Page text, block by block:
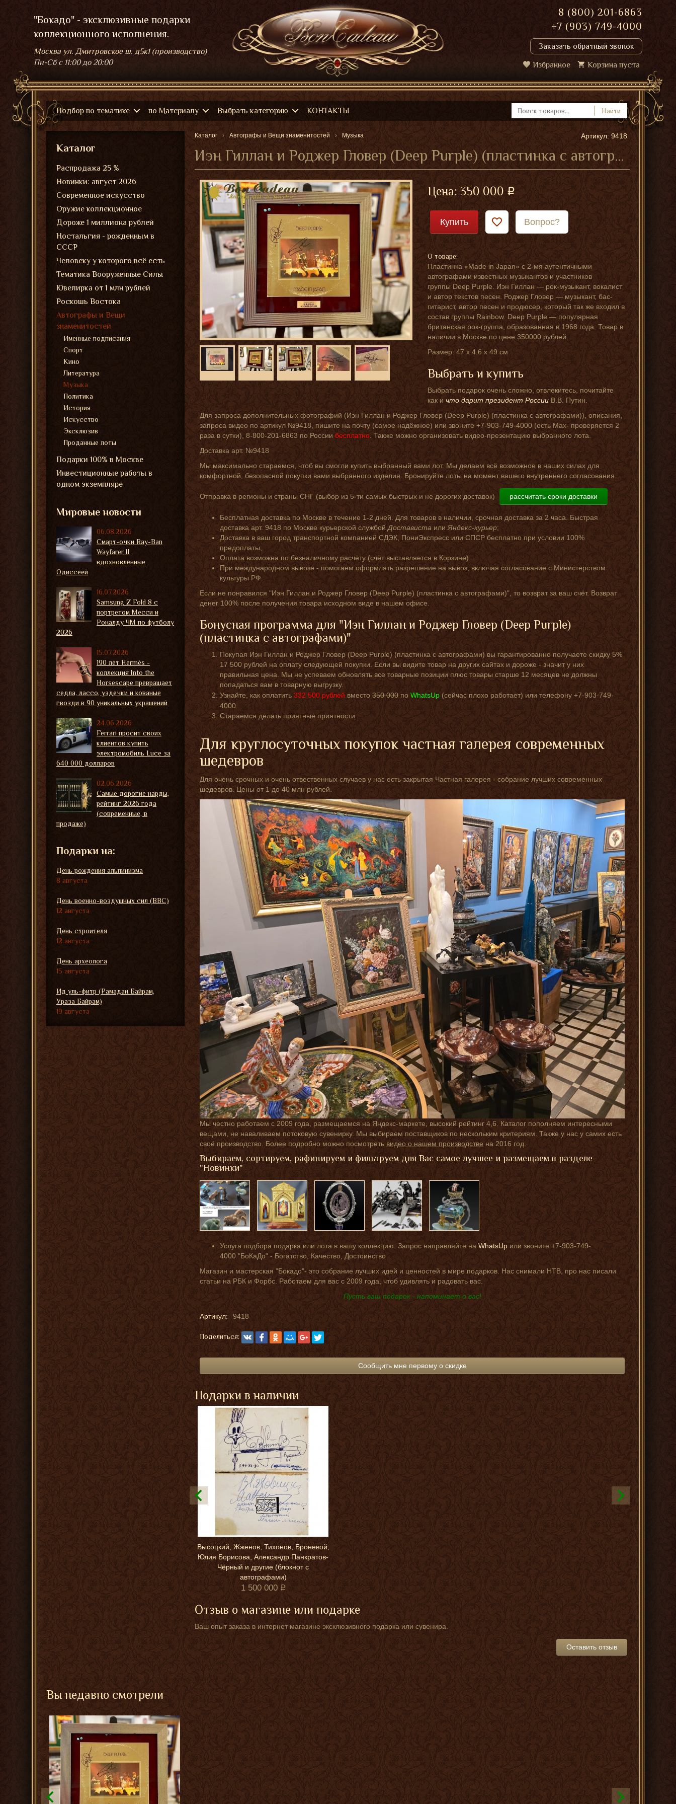
"Бокадо" - эксклюзивные подарки
коллекционного исполнения.
Москва ул. Дмитровское ш. д5к1 (производство)
Пн-Сбс 11:00 до 20:00
8 (800) 201-6863
+7 (903) 749-4000
Заказать обратный звонок
Избранное Корзина пуста
Подбор по тематике по Материалу Выбрать категорию КОНТАКТЫ Найти
Каталог Автографы и Вещи знаменитостей Музыка
Иэн Гиллан и Роджер Гловер (Deep Purple) (пластинка с автографами)
Артикул: 9418
Цена:350 000
Купить Вопрос?
О товаре:
Пластинка «Made in Japan» с 2-мя аутентичными
автографами известных музыкантов и участников
группы Deep Purple. Иэн Гиллан — рок-музыкант, вокалист
и автор текстов песен. Роджер Гловер — музыкант, бас-
гитарист, автор песен и продюсер, который так же входил в
состав группы Rainbow. Deep Purple — популярная
британская рок-группа, образованная в 1968 года. Товар в
наличии в Москве по цене 350000 рублей.
Размер: 47 x 4.6 x 49 см
Выбрать и купить
Выбрать подарок очень сложно, отвлекитесь, почитайте
как ичто дарит президент РоссииВ.В. Путин.
Для запроса дополнительных фотографий (Иэн Гиллан и Роджер Гловер (Deep Purple) (пластинка с автографами)), описания,
запроса видео по артикул №9418, пишите на почту (самое надёжное) или звоните +7-903-749-4000 (есть Мах- проверяется 2
раза в сутки), 8-800-201-6863 по Россиибесплатно. Также можно организовать видео-презентацию выбранного лота.
Доставка арт. №9418
Мы максимально стараемся, чтоб вы смогли купить выбранный вами лот. Мы делаем всё возможное в наших силах для
комфортной, безопасной покупки вами выбранного изделия. Бронируйте лоты на момент вашего внутреннего согласования.
Отправка в регионы и страны СНГ (выбор из 5-ти самых быстрых и не дорогих доставок) рассчитать сроки доставки
Бесплатная доставка по Москве в течение 1-2 дней. Для товаров в наличии, срочная доставка за 2 часа. Быстрая
доставка арт. 9418 по Москве курьерской службойДостависта илиЯндекс-курьер;
Доставка в ваш город транспортной компанией СДЭК, ПониЭкспресс или СПСР бесплатно при условии 100%
предоплаты;
Оплата возможна по безналичному расчёту (счёт выставляется в Корзине).
При международном вывозе - помогаем оформлять разрешение на вывоз, включая согласование с Министерством
культуры РФ.
Если не понравился "Иэн Гиллан и Роджер Гловер (Deep Purple) (пластинка с автографами)", то возврат за ваш счёт. Возврат
денег 100% после получения товара исходном виде в нашем офисе.
Бонусная программа для "Иэн Гиллан и Роджер Гловер (Deep Purple)
(пластинка с автографами)"
Покупая Иэн Гиллан и Роджер Гловер (Deep Purple) (пластинка с автографами) вы гарантированно получаете скидку 5%
17 500 рублей на оплату следующей покупки. Если вы видите товар на других сайтах и дороже - значит у них
правильная цена. Мы не успеваем обновлять все товарные позиции плюс товары старше 12 месяцев не должны
попадаться вам в товарную выгрузку.
Узнайте, как оплатить332 500 рублейвместо350 000поWhatsUp (сейчас плохо работает) или телефону +7-903-749-
4000.
Стараемся делать приятные приятности.
Для круглосуточных покупок частная галерея современных
шедевров
Для очень срочных и очень отвественных случаев у нас есть закрытая Частная галерея - собрание лучших современных
шедевров. Цены от 1 до 40 млн рублей.
Мы честно работаем с 2009 года, размещаемся на Яндекс-маркете, высокий рейтинг 4,6. Каталог пополняем интересными
вещами, не наваливаем потоковую сувенирку. Мы выбираем поставщиков по нескольким критериям. Также у нас у самих есть
своё производство. Более подробно можно посмотретьвидео о нашем производствена 2016 год.
Выбираем, сортируем, рафинируем и фильтруем для Вас самое лучшее и размещаем в разделе
"Новинки"
Услуга подбора подарка или лота в вашу коллекцию. Запрос направляйте наWhatsUpили звоните +7-903-749-
4000 "БоКаДо" - Богатство, Качество, Достоинство
Магазин и мастерская "Бокадо"- это собрание лучших идей и ценностей в мире подарков. Нас снимали НТВ, про нас писали
статьи на РБК и Форбс. Работаем для вас с 2009 года, чтоб удивлять и радовать вас.
Пусть ваш подарок - напоминает о вас!
Артикул: 9418
Поделиться:
Сообщить мне первому о скидке
Подарки в наличии
Высоцкий, Жженов, Тихонов, Броневой,
Юлия Борисова, Александр Панкратов-
Чёрный и другие (блокнот с
автографами)
1 500 000
Отзыв о магазине или подарке
Ваш опыт заказа в интернет магазине эксклюзивного подарка или сувенира.
Оставить отзыв
Каталог
Распродажа 25 %
Новинки: август 2026
Современное искусство
Оружие коллекционное
Дороже 1 миллиона рублей
Ностальгия - рожденным в
СССР
Человеку у которого всё есть
Тематика Вооруженные Силы
Ювелирка от 1 млн рублей
Роскошь Востока
Автографы и Вещи
знаменитостей
Именные подписания
Спорт
Кино
Литература
Музыка
Политика
История
Искусство
Эксклюзив
Проданные лоты
Подарки 100% в Москве
Инвестиционные работы в
одном экземпляре
Мировые новости
06.08.2026
Смарт-очки Ray-Ban
Wayfarer II
вдохновлённые
Одиссеей
16.07.2026
Samsung Z Fold 8 с
портретом Месси и
Роналду ЧМ по футболу
2026
15.07.2026
190 лет Hermès -
коллекция Into the
Horsescape превращает
седла, лассо, уздечки и кованые
гвозди в 90 уникальных украшений
24.06.2026
Ferrari просит своих
клиентов купить
электромобиль Luce за
640 000 долларов
02.06.2026
Самые дорогие нарды,
рейтинг 2026 года
(современные, в
продаже)
Подарки на:
День рождения альпинизма
8 августа
День военно-воздушных сил (ВВС)
12 августа
День строителя
12 августа
День археолога
15 августа
Ид уль-фитр (Рамадан Байрам,
Ураза Байрам)
19 августа
Вы недавно смотрели